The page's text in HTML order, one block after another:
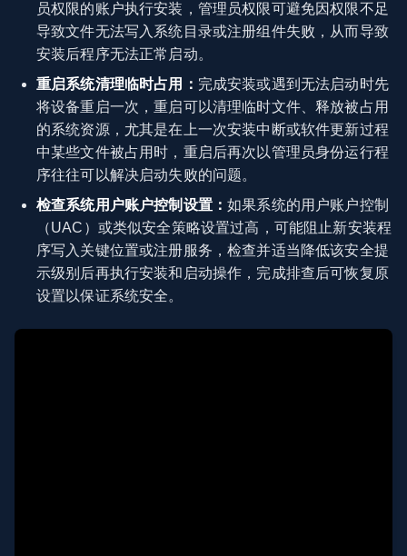
员权限的账户执行安装，管理员权限可避免因权限不足
导致文件无法写入系统目录或注册组件失败，从而导致
安装后程序无法正常启动。
重启系统清理临时占用： 完成安装或遇到无法启动时先
将设备重启一次，重启可以清理临时文件、释放被占用
的系统资源，尤其是在上一次安装中断或软件更新过程
中某些文件被占用时，重启后再次以管理员身份运行程
序往往可以解决启动失败的问题。
检查系统用户账户控制设置：如果系统的用户账户控制
（UAC）或类似安全策略设置过高，可能阻止新安装程
序写入关键位置或注册服务，检查并适当降低该安全提
示级别后再执行安装和启动操作，完成排查后可恢复原
设置以保证系统安全。